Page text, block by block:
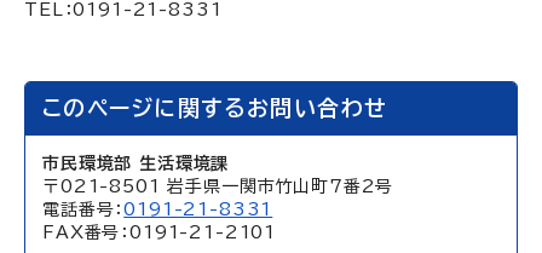
TEL：0191-21-8331
このページに関するお問い合わせ
市民環境部 生活環境課
〒021-8501 岩手県一関市竹山町7番2号
電話番号：0191-21-8331
FAX番号：0191-21-2101